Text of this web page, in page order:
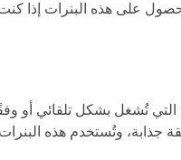
على هذه البنرات إذا
تُشغل بشكل تلقائي أو
وتُستخدم هذه